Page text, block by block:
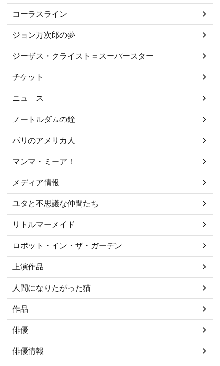
コーラスライン
ジョン万次郎の夢
ジーザス・クライスト＝スーパースター
チケット
ニュース
ノートルダムの鐘
パリのアメリカ人
マンマ・ミーア！
メディア情報
ユタと不思議な仲間たち
リトルマーメイド
ロボット・イン・ザ・ガーデン
上演作品
人間になりたがった猫
作品
俳優
俳優情報